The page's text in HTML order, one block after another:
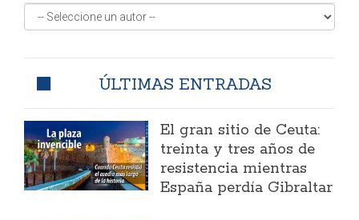
ÚLTIMAS ENTRADAS
El gran sitio de Ceuta:
treinta y tres años de
resistencia mientras
España perdía Gibraltar